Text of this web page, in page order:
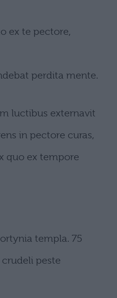
ex te pectore,
perdita mente.
luctibus externavit
in pectore curas,
quo ex tempore
templa. 75
peste